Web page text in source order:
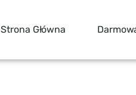
Strona Główna